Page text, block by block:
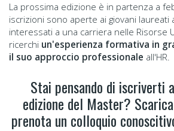
La prossima edizione è in partenza a
iscrizioni sono aperte ai giovani laureati
interessati a una carriera nelle Risorse
ricerchi un'esperienza formativa in
il suo approccio professionale all'HR.
Stai pensando di iscriverti
edizione del Master?
prenota un colloquio